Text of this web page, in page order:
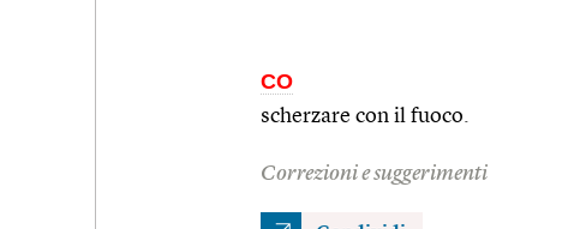
CO
scherzare con il fuoco.
Correzioni e suggerimenti